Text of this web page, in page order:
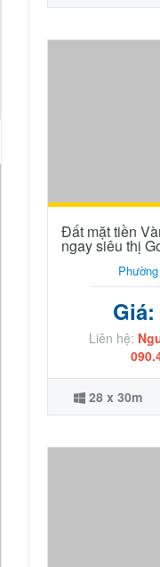
Đất mặt tiền
ngay siêu thị
Liên hệ:
28 x 30m